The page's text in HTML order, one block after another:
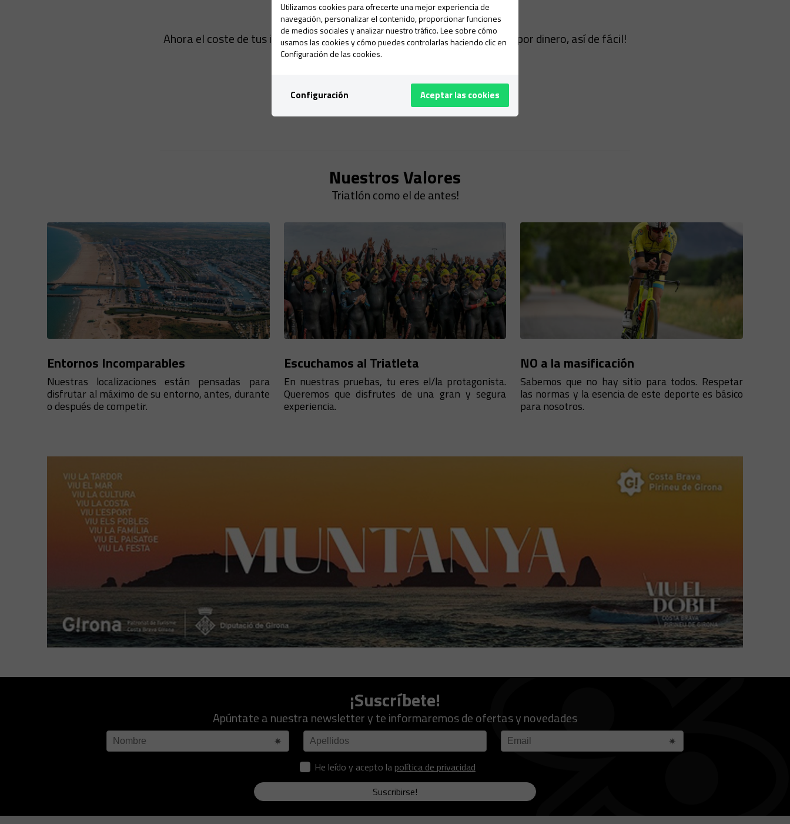
TriPoints
Ahora el coste de tus inscripciones, genera TriPoints, y estos se cambian por dinero, así de fácil!
Nuestros Valores
Triatlón como el de antes!
Entornos Incomparables
Nuestras localizaciones están pensadas para
disfrutar al máximo de su entorno, antes, durante
o después de competir.
Escuchamos al Triatleta
En nuestras pruebas, tu eres el/la protagonista.
Queremos que disfrutes de una gran y segura
experiencia.
NO a la masificación
Sabemos que no hay sitio para todos. Respetar
las normas y la esencia de este deporte es básico
para nosotros.
¡Suscríbete!
Apúntate a nuestra newsletter y te informaremos de ofertas y novedades
He leído y acepto la política de privacidad
Suscribirse!
Utilizamos cookies para ofrecerte una mejor experiencia de
navegación, personalizar el contenido, proporcionar funciones
de medios sociales y analizar nuestro tráfico. Lee sobre cómo
usamos las cookies y cómo puedes controlarlas haciendo clic en
Configuración de las cookies.
Configuración Aceptar las cookies